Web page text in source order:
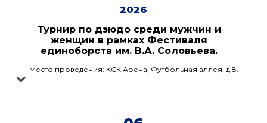
2026
Турнир по дзюдо среди мужчин и
женщин в рамках Фестиваля
единоборств им. В.А. Соловьева.
Место проведения: КСК Арена, Футбольная аллея, д.8.